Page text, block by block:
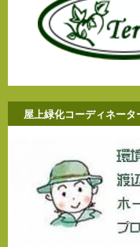
屋上緑化コーディネータ